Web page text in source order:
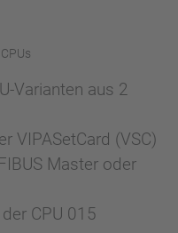
Varianten aus 2
VIPASetCard (VSC)
Master oder
CPU 015